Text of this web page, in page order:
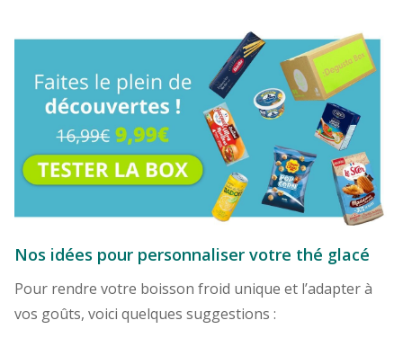
Nos idées pour personnaliser votre thé glacé
Pour rendre votre boisson froid unique et l’adapter à
vos goûts, voici quelques suggestions :